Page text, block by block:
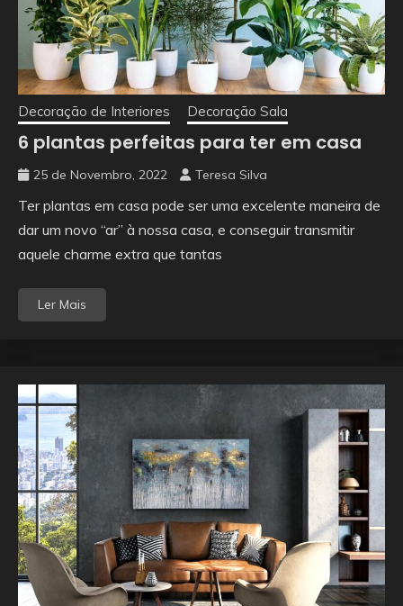
Decoração de Interiores Decoração Sala
6 plantas perfeitas para ter em casa
25 de Novembro, 2022 Teresa Silva
Ter plantas em casa pode ser uma excelente maneira de
dar um novo “ar” à nossa casa, e conseguir transmitir
aquele charme extra que tantas
Ler Mais